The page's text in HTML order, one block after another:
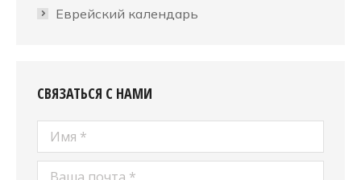
Еврейский календарь
СВЯЗАТЬСЯ С НАМИ
Имя *
Ваша почта *